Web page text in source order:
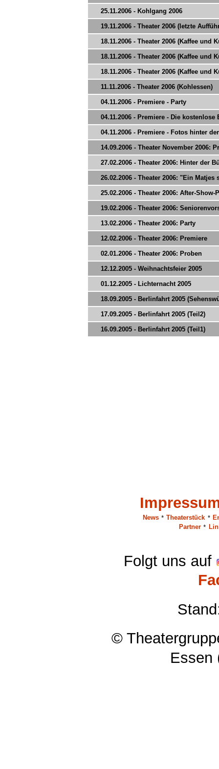
25.11.2006 - Kohlgang 2006
19.11.2006 - Theater 2006 (letzte
18.11.2006 - Theater 2006 (Kaffee und
18.11.2006 - Theater 2006 (Kaffee und
18.11.2006 - Theater 2006 (Kaffee und
11.11.2006 - Theater 2006 (Kohlessen)
04.11.2006 - Premiere - Party
04.11.2006 - Premiere - Die kostenlose
04.11.2006 - Premiere - Fotos hinter
14.09.2006 - Theater November 2006:
27.02.2006 - Theater 2006: Hinter der
26.02.2006 - Theater 2006: "Ein
25.02.2006 - Theater 2006: After-Show-
19.02.2006 - Theater 2006:
13.02.2006 - Theater 2006: Party
12.02.2006 - Theater 2006: Premiere
02.01.2006 - Theater 2006: Proben
12.12.2005 - Weihnachtsfeier 2005
01.12.2005 - Lichternacht 2005
18.09.2005 - Berlinfahrt 2005
17.09.2005 - Berlinfahrt 2005 (Teil2)
16.09.2005 - Berlinfahrt 2005 (Teil1)
News * Theaterstück *
Partner *
Folgt uns auf
©
Essen